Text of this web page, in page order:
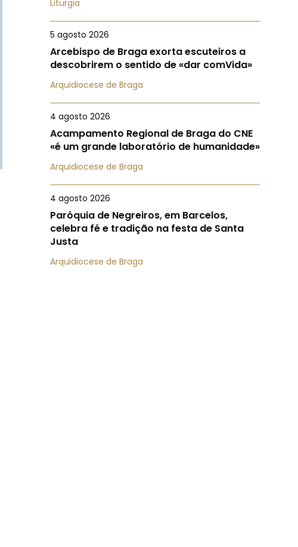
Liturgia
5 agosto 2026
Arcebispo de Braga exorta escuteiros a
descobrirem o sentido de «dar comVida»
Arquidiocese de Braga
4 agosto 2026
Acampamento Regional de Braga do CNE
«é um grande laboratório de humanidade»
Arquidiocese de Braga
4 agosto 2026
Paróquia de Negreiros, em Barcelos,
celebra fé e tradição na festa de Santa
Justa
Arquidiocese de Braga